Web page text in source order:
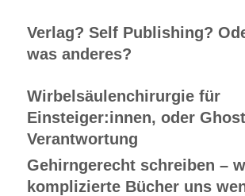
Verlag? Self Publishing?
was anderes?
Wirbelsäulenchirurgie für
Einsteiger:innen, oder
Verantwortung
Gehirngerecht schreiben –
komplizierte Bücher uns